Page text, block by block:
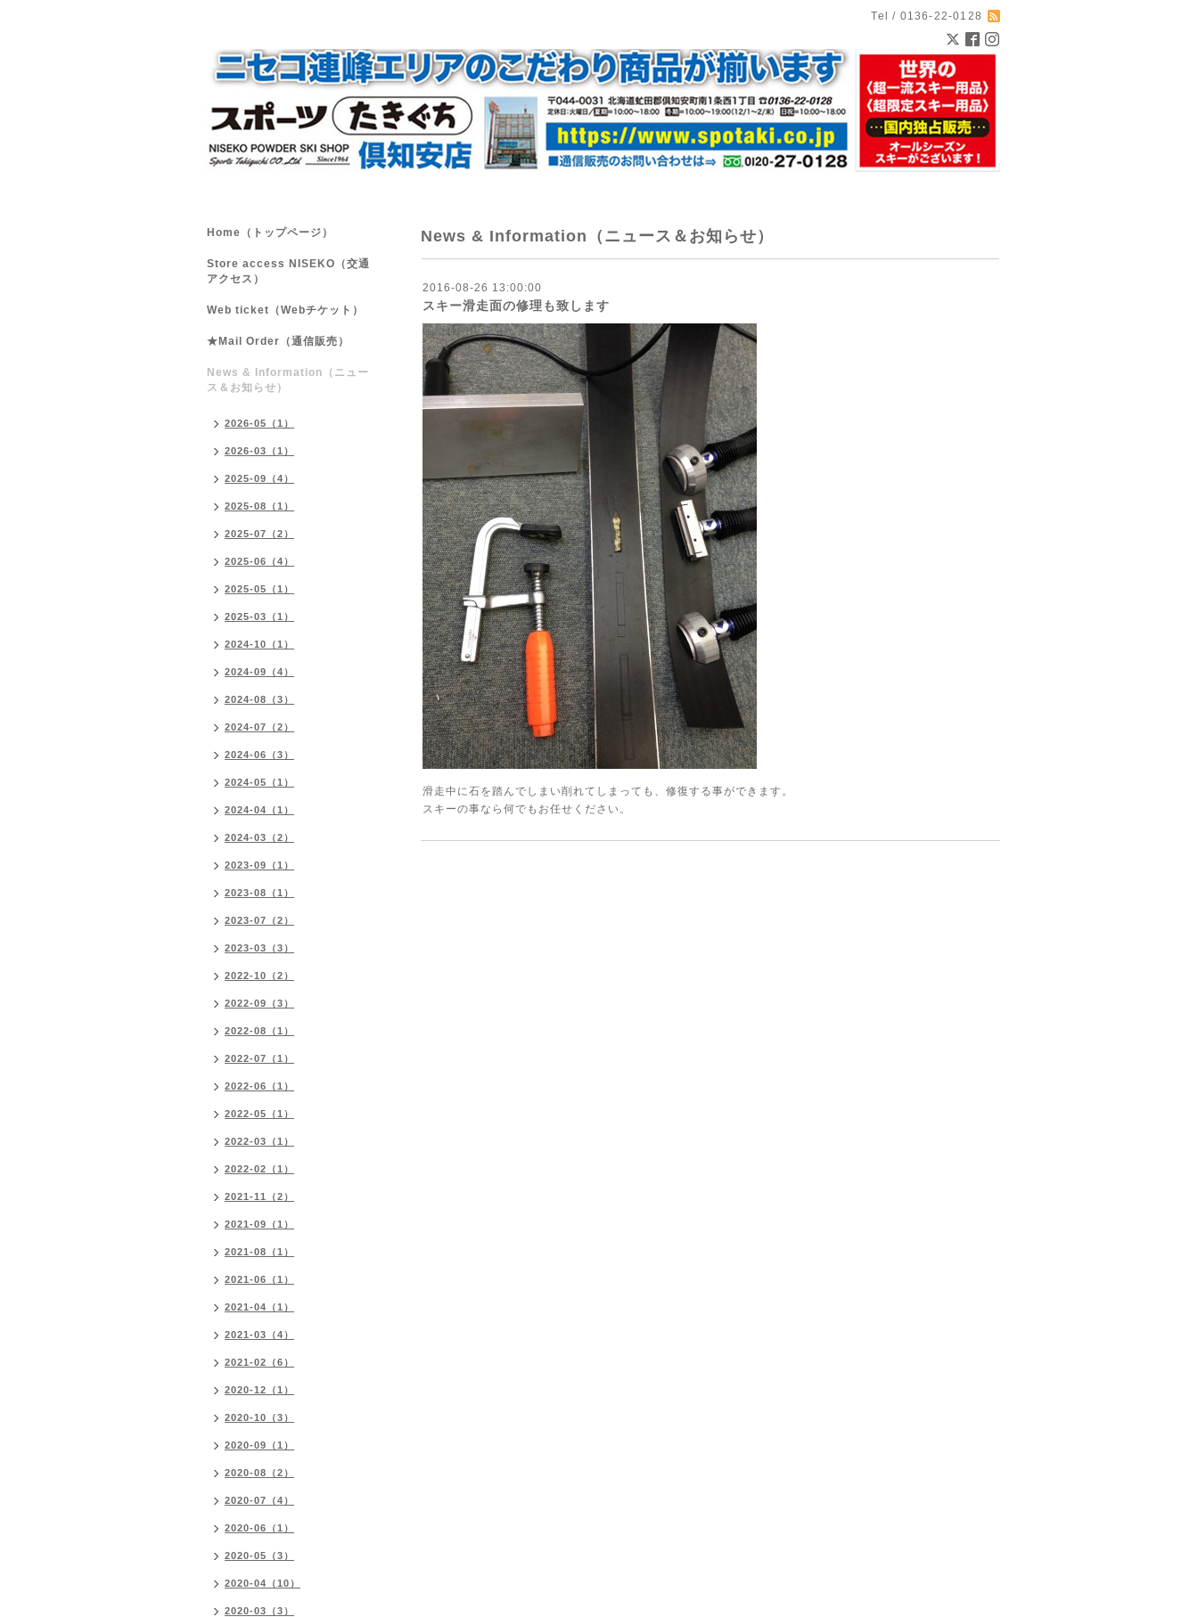
Tel / 0136-22-0128
News & Information（ニュース＆お知らせ）
2016-08-26 13:00:00
スキー滑走面の修理も致します
滑走中に石を踏んでしまい削れてしまっても、修復する事ができます。
スキーの事なら何でもお任せください。
Home（トップページ）
Store access NISEKO（交通
アクセス）
Web ticket（Webチケット）
★Mail Order（通信販売）
News & Information（ニュー
ス＆お知らせ）
2026-05（1）
2026-03（1）
2025-09（4）
2025-08（1）
2025-07（2）
2025-06（4）
2025-05（1）
2025-03（1）
2024-10（1）
2024-09（4）
2024-08（3）
2024-07（2）
2024-06（3）
2024-05（1）
2024-04（1）
2024-03（2）
2023-09（1）
2023-08（1）
2023-07（2）
2023-03（3）
2022-10（2）
2022-09（3）
2022-08（1）
2022-07（1）
2022-06（1）
2022-05（1）
2022-03（1）
2022-02（1）
2021-11（2）
2021-09（1）
2021-08（1）
2021-06（1）
2021-04（1）
2021-03（4）
2021-02（6）
2020-12（1）
2020-10（3）
2020-09（1）
2020-08（2）
2020-07（4）
2020-06（1）
2020-05（3）
2020-04（10）
2020-03（3）